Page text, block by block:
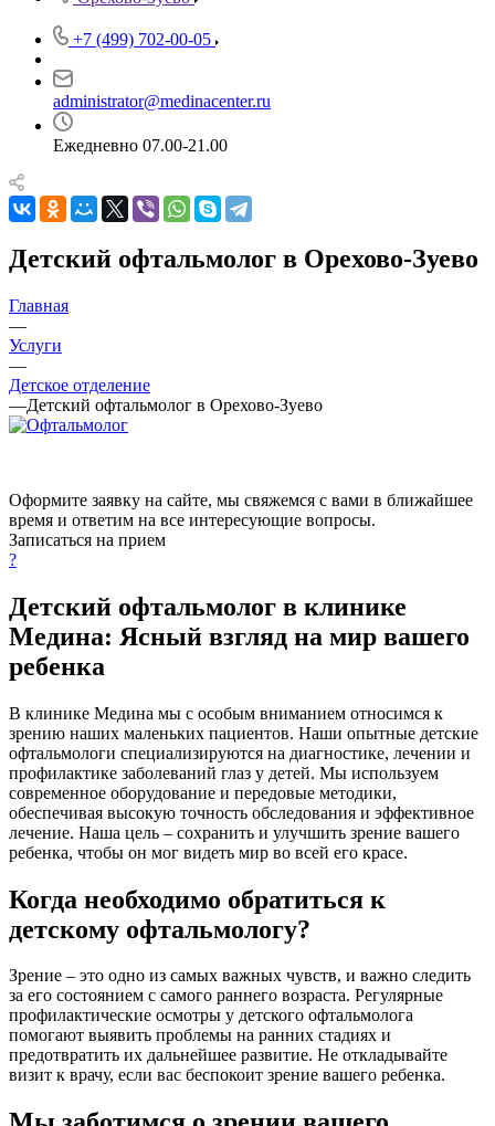
+7 (499) 702-00-05
administrator@medinacenter.ru
Ежедневно 07.00-21.00
Детский офтальмолог в Орехово-Зуево
Главная
—
Услуги
—
Детское отделение
—Детский офтальмолог в Орехово-Зуево
Оформите заявку на сайте, мы свяжемся с вами в ближайшее
время и ответим на все интересующие вопросы.
Записаться на прием
?
Детский офтальмолог в клинике
Медина: Ясный взгляд на мир вашего
ребенка
В клинике Медина мы с особым вниманием относимся к
зрению наших маленьких пациентов. Наши опытные детские
офтальмологи специализируются на диагностике, лечении и
профилактике заболеваний глаз у детей. Мы используем
современное оборудование и передовые методики,
обеспечивая высокую точность обследования и эффективное
лечение. Наша цель – сохранить и улучшить зрение вашего
ребенка, чтобы он мог видеть мир во всей его красе.
Когда необходимо обратиться к
детскому офтальмологу?
Зрение – это одно из самых важных чувств, и важно следить
за его состоянием с самого раннего возраста. Регулярные
профилактические осмотры у детского офтальмолога
помогают выявить проблемы на ранних стадиях и
предотвратить их дальнейшее развитие. Не откладывайте
визит к врачу, если вас беспокоит зрение вашего ребенка.